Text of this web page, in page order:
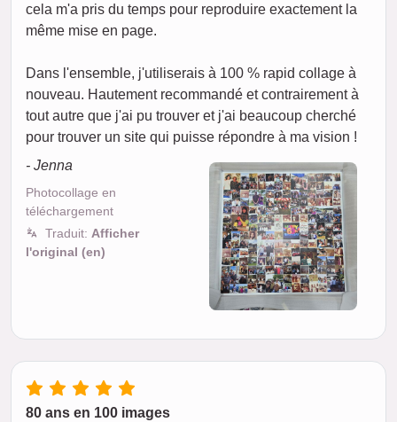
cela m'a pris du temps pour reproduire exactement la
même mise en page.
Dans l'ensemble, j'utiliserais à 100 % rapid collage à
nouveau. Hautement recommandé et contrairement à
tout autre que j'ai pu trouver et j'ai beaucoup cherché
pour trouver un site qui puisse répondre à ma vision !
- Jenna
Photocollage en
téléchargement
Traduit: Afficher
l'original (en)
80 ans en 100 images